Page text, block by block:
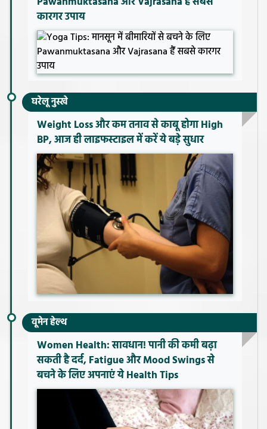
कारगर उपाय
घरेलू नुस्खे
Weight Loss और कम तनाव से काबू होगा High
BP, आज ही लाइफस्टाइल में करें ये बड़े सुधार
वूमेन हेल्थ
Women Health: सावधान! पानी की कमी बढ़ा
सकती है दर्द, Fatigue और Mood Swings से
बचने के लिए अपनाएं ये Health Tips